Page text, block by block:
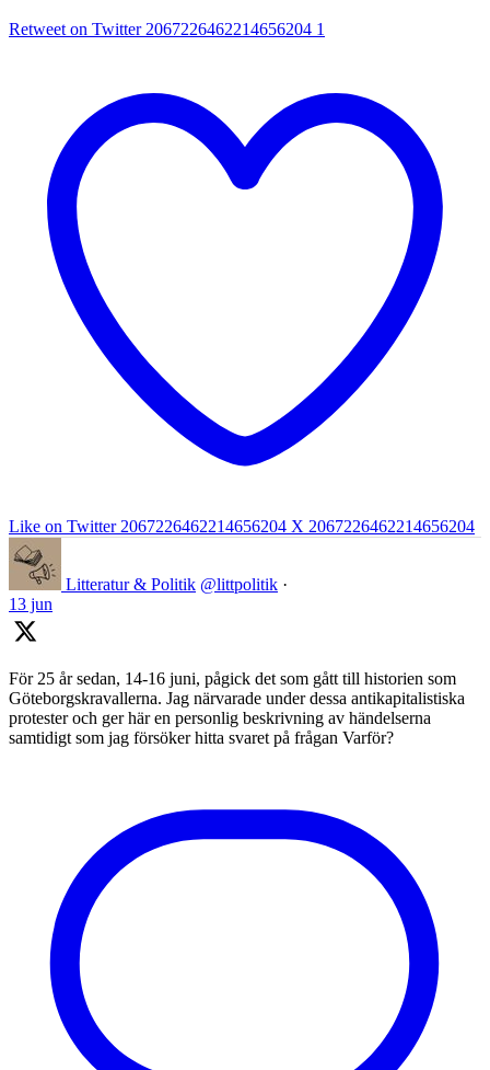
Retweet on Twitter 2067226462214656204 1
Like on Twitter 2067226462214656204 X 2067226462214656204
Litteratur & Politik @littpolitik ·
13 jun
För 25 år sedan, 14-16 juni, pågick det som gått till historien som
Göteborgskravallerna. Jag närvarade under dessa antikapitalistiska
protester och ger här en personlig beskrivning av händelserna
samtidigt som jag försöker hitta svaret på frågan Varför?